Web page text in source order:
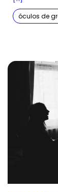
óculos de